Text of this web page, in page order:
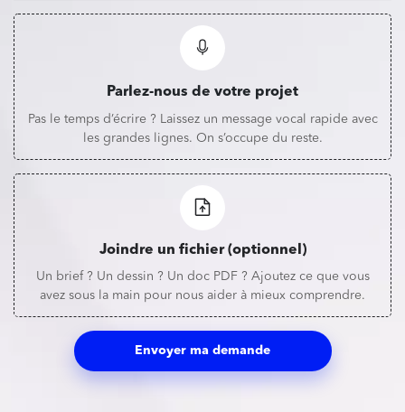
Parlez-nous de votre projet
Pas le temps d’écrire ? Laissez un message vocal rapide avec
les grandes lignes. On s’occupe du reste.
Joindre un fichier (optionnel)
Un brief ? Un dessin ? Un doc PDF ? Ajoutez ce que vous
avez sous la main pour nous aider à mieux comprendre.
Envoyer ma demande